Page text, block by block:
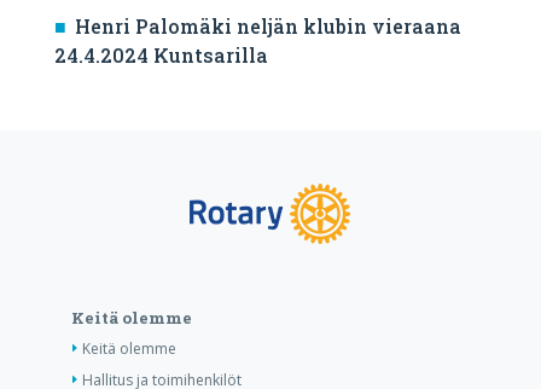
Henri Palomäki neljän klubin vieraana
24.4.2024 Kuntsarilla
Keitä olemme
Keitä olemme
Hallitus ja toimihenkilöt